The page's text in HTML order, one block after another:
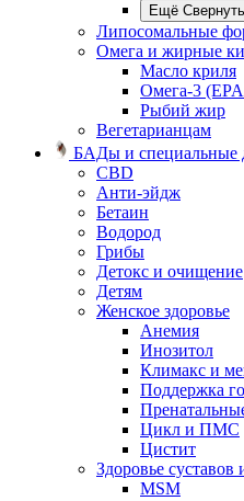
Ещё Свернуть
Липосомальные
Омега и жирные
Масло криля
Омега-3
Рыбий жир
Вегетарианцам
БАДы и специальные
CBD
Анти-эйдж
Бетаин
Водород
Грибы
Детокс и очищение
Детям
Женское здоровье
Анемия
Инозитол
Климакс и
Поддержка
Цикл и ПМС
Цистит
Здоровье суставов
MSM